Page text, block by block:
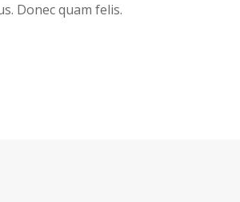
Donec quam felis.